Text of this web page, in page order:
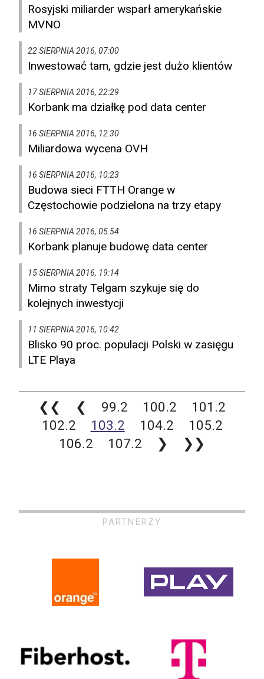
Rosyjski miliarder wsparł amerykańskie
MVNO
22 SIERPNIA 2016, 07:00
Inwestować tam, gdzie jest dużo klientów
17 SIERPNIA 2016, 22:29
Korbank ma działkę pod data center
16 SIERPNIA 2016, 12:30
Miliardowa wycena OVH
16 SIERPNIA 2016, 10:23
Budowa sieci FTTH Orange w
Częstochowie podzielona na trzy etapy
16 SIERPNIA 2016, 05:54
Korbank planuje budowę data center
15 SIERPNIA 2016, 19:14
Mimo straty Telgam szykuje się do
kolejnych inwestycji
11 SIERPNIA 2016, 10:42
Blisko 90 proc. populacji Polski w zasięgu
LTE Playa
❮❮ ❮ 99.2 100.2
101.2
102.2
103.2 104.2
105.2
106.2
107.2 ❯ ❯❯
PARTNERZY